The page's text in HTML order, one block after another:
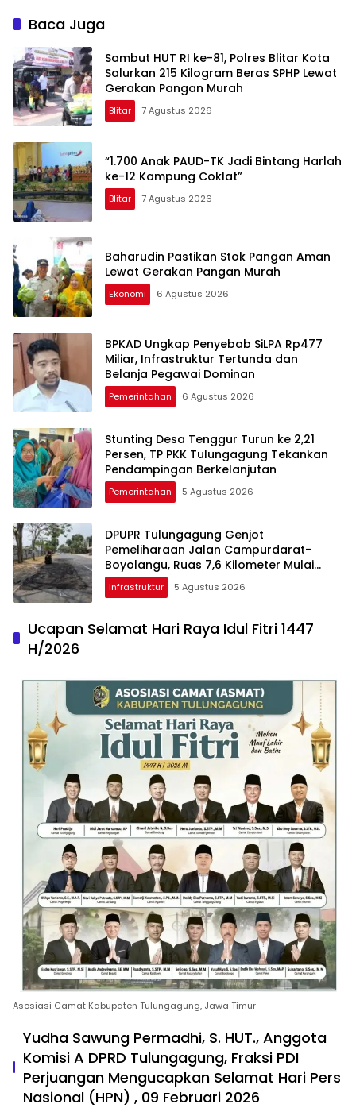
Berkelanjutan
Baca Juga
Sambut HUT RI ke-81, Polres Blitar Kota
Salurkan 215 Kilogram Beras SPHP Lewat
Gerakan Pangan Murah
Blitar 7 Agustus 2026
“1.700 Anak PAUD-TK Jadi Bintang Harlah
ke-12 Kampung Coklat”
Blitar 7 Agustus 2026
Baharudin Pastikan Stok Pangan Aman
Lewat Gerakan Pangan Murah
Ekonomi 6 Agustus 2026
BPKAD Ungkap Penyebab SiLPA Rp477
Miliar, Infrastruktur Tertunda dan
Belanja Pegawai Dominan
Pemerintahan 6 Agustus 2026
Stunting Desa Tenggur Turun ke 2,21
Persen, TP PKK Tulungagung Tekankan
Pendampingan Berkelanjutan
Pemerintahan 5 Agustus 2026
DPUPR Tulungagung Genjot
Pemeliharaan Jalan Campurdarat–
Boyolangu, Ruas 7,6 Kilometer Mulai
Diperbaiki
Infrastruktur 5 Agustus 2026
Ucapan Selamat Hari Raya Idul Fitri 1447
H/2026
Asosiasi Camat Kabupaten Tulungagung, Jawa Timur
Yudha Sawung Permadhi, S. HUT., Anggota
Komisi A DPRD Tulungagung, Fraksi PDI
Perjuangan Mengucapkan Selamat Hari Pers
Nasional (HPN) , 09 Februari 2026